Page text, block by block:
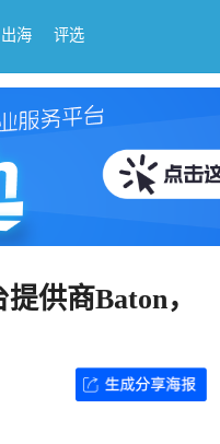
出海 评选
供商Baton，